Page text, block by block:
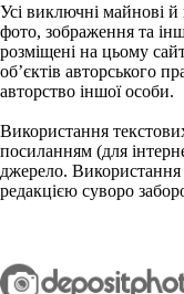
Усі виключні майнові й
фото, зображення та
розміщені на цьому
об’єктів авторського
авторство іншої особи.
Використання
посиланням (для
джерело.
редакцією суворо